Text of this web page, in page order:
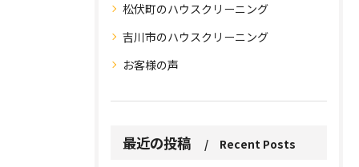
松伏町のハウスクリーニング
吉川市のハウスクリーニング
お客様の声
最近の投稿 Recent Posts